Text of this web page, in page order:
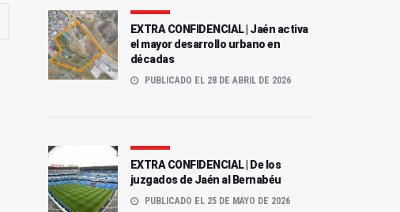
EXTRA CONFIDENCIAL | Jaén activa
el mayor desarrollo urbano en
décadas
PUBLICADO EL 28 DE ABRIL DE 2026
EXTRA CONFIDENCIAL | De los
juzgados de Jaén al Bernabéu
PUBLICADO EL 25 DE MAYO DE 2026